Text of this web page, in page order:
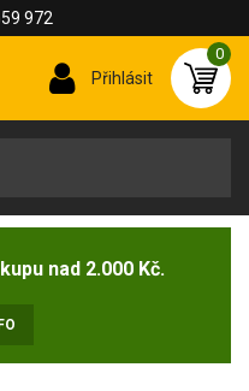
972
Přihlásit
0
nad 2.000 Kč.